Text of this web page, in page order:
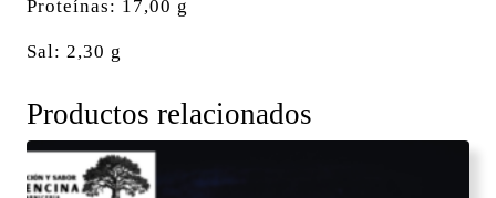
Proteínas: 17,00 g
Sal: 2,30 g
Productos relacionados